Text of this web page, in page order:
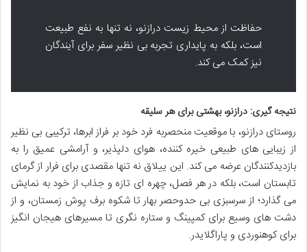
حفاظت از محیط زیست درازنو، نه تنها به نفع طبیعت
است، بلکه به پایداری تجربه بی نظیر سفر برای آیندگان
نیز کمک می کند.
نتیجه گیری: درازنو، بهشتی برای هر سلیقه
روستای درازنو، با موقعیت منحصربه فرد خود بر فراز ابرها، ترکیبی بی نظیر
از زیبایی های طبیعی خیره کننده، هوای دلپذیر، و آرامشی عمیق را به
بازدیدکنندگان عرضه می کند. این ییلاق نه تنها مقصدی برای فرار از گرمای
تابستان است، بلکه در هر فصل، چهره ای تازه و جذاب از خود به نمایش
می گذارد؛ از سرسبزی بی حدوحصر بهار تا شکوه برف پوش زمستان، و از
دشت های وسیع برای کمپینگ و ستاره نگری تا مسیرهای هیجان انگیز
برای کوهنوردی و پاراگلایدر.